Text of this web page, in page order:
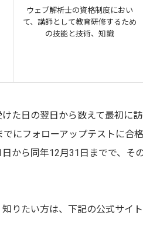
ウェブ解析士の資格制度におい
て、講師として教育研修するため
の技能と技術、知識
た日の翌日から数えて最初に
にフォローアップテストに合
から同年12月31日までで、そ
りたい方は、下記の公式サイ